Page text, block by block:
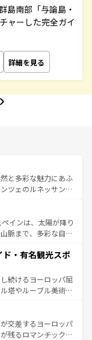
島南部「与論島・
ャーした完全ガイ
詳細を見る
と多彩な魅力にあふ
ツェのルネッサンス
アマルフィ海岸の絶
の合間には、本場の
理を堪能することも
い旅をしてみよう！
インは、太陽が降り
脈まで、多彩な自然
ラメンコ、熱気あふ
活の一部となってい
気や、バルセロナの
代ローマ遺跡や中世
るスペインはその個
了する。 なお、新着のスペイン情報は コ
・有名観光スポ
続けるヨーロッパ屈
塔やルーブル美術館
な宮殿、歴史的な大
然が、訪れる者を心
の国としても知ら
交差するヨーロッパ
残るロマンチック街